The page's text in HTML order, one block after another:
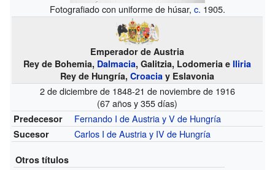
Fotografiado con uniforme de húsar, c. 1905.
Emperador de Austria
Rey de Bohemia, Dalmacia, Galitzia, Lodomeria e Iliria
Rey de Hungría,Croacia y Eslavonia
2 de diciembre de 1848-21 de noviembre de 1916
(67 años y 355 días)
Predecesor Fernando I de Austria y V de Hungría
Sucesor Carlos I de Austria y IV de Hungría
Otros títulos